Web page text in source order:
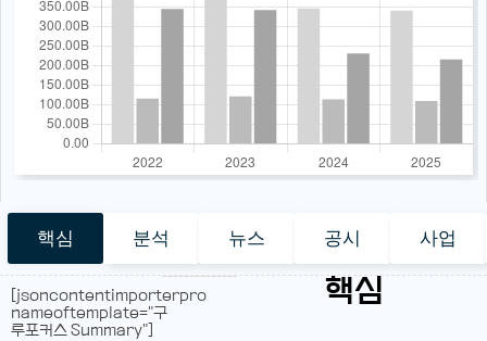
핵심 분석 뉴스 공시 사업
핵심
[jsoncontentimporterpro
nameoftemplate="구
루포커스 Summary"]